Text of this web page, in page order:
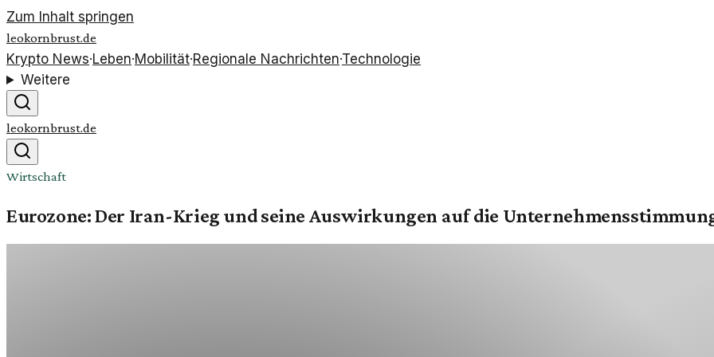
Zum Inhalt springen
leokornbrust.de
Krypto News·Leben·Mobilität·Regionale Nachrichten·Technologie
Weitere
leokornbrust.de
Wirtschaft
Eurozone: Der Iran-Krieg und seine Auswirkungen auf die